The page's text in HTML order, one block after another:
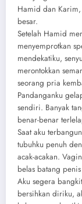
Hamid dan
besar.
Setelah Hamid
menyemprotkan
mendekatiku,
merontokkan
seorang pria
Pandanganku
sendiri. Banyak
benar-benar
Saat aku
tubuhku penuh
acak-acakan.
belas batang
Aku segera
bersihkan diriku,